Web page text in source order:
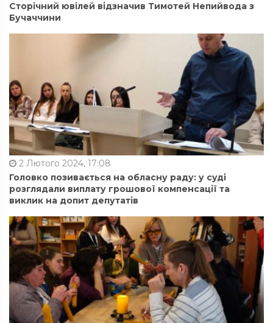
Сторічний ювілей відзначив Тимотей Непийвода з
Бучаччини
2 Лютого 2024, 17:08
Головко позивається на обласну раду: у суді
розглядали виплату грошової компенсації та
виклик на допит депутатів